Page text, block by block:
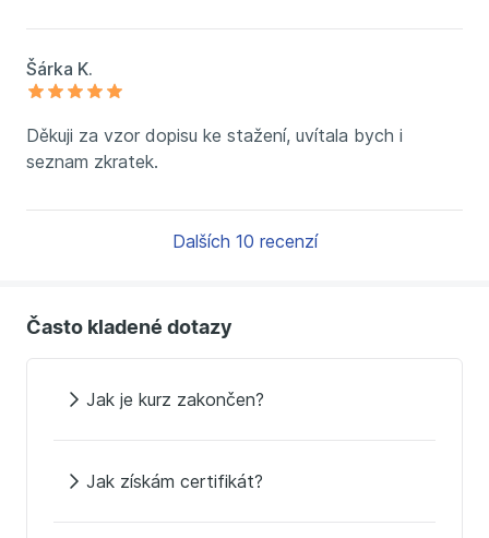
Šárka K.
Děkuji za vzor dopisu ke stažení, uvítala bych i
seznam zkratek.
Dalších 10 recenzí
Často kladené dotazy
Jak je kurz zakončen?
Jak získám certifikát?